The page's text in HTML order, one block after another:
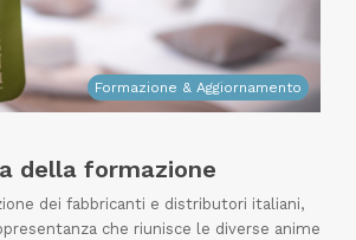
Formazione & Aggiornamento
della formazione
dei fabbricanti e distributori italiani,
che riunisce le diverse anime